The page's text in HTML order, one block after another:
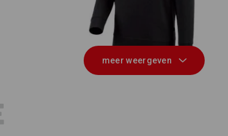
meer weergeven